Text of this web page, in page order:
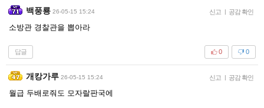
백풍룡 26-05-15 15:24 신고 | 공감 확인
소방관 경찰관을 뽑아라
답글 0
0
개캉가루 26-05-15 15:24 신고 | 공감 확인
월급 두배로줘도 모자랄판국에